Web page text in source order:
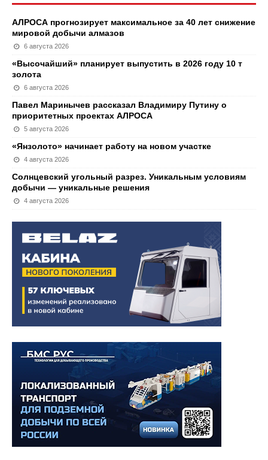
АЛРОСА прогнозирует максимальное за 40 лет снижение
мировой добычи алмазов
6 августа 2026
«Высочайший» планирует выпустить в 2026 году 10 т
золота
6 августа 2026
Павел Маринычев рассказал Владимиру Путину о
приоритетных проектах АЛРОСА
5 августа 2026
«Янзолото» начинает работу на новом участке
4 августа 2026
Солнцевский угольный разрез. Уникальным условиям
добычи — уникальные решения
4 августа 2026